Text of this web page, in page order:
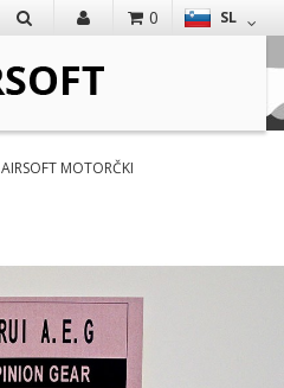
SL
0
AIRSOFT MOTORČKI